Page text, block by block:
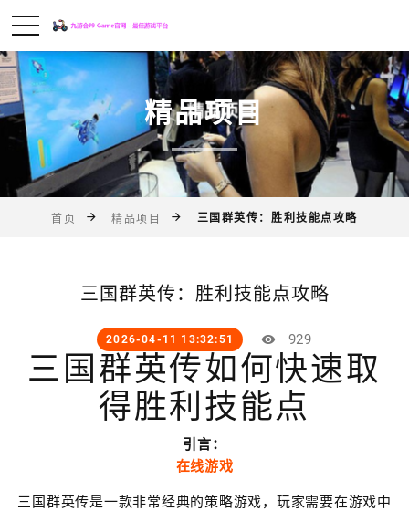
精品项目
首页 精品项目 三国群英传：胜利技能点攻略
三国群英传：胜利技能点攻略
2026-04-11 13:32:51 929
三国群英传如何快速取
得胜利技能点
引言：
在线游戏
三国群英传是一款非常经典的策略游戏，玩家需要在游戏中